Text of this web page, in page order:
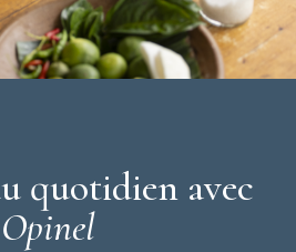
quotidien avec
Opinel